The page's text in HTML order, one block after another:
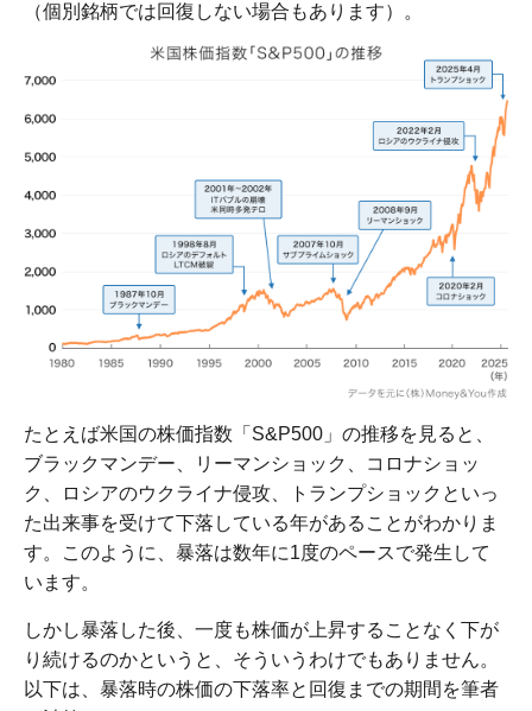
（個別銘柄では回復しない場合もあります）。
たとえば米国の株価指数「S&P500」の推移を見ると、
ブラックマンデー、リーマンショック、コロナショッ
ク、ロシアのウクライナ侵攻、トランプショックといっ
た出来事を受けて下落している年があることがわかりま
す。このように、暴落は数年に1度のペースで発生して
います。
しかし暴落した後、一度も株価が上昇することなく下が
り続けるのかというと、そういうわけでもありません。
以下は、暴落時の株価の下落率と回復までの期間を筆者